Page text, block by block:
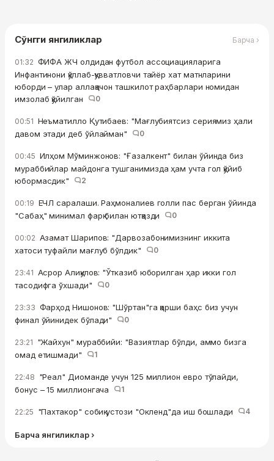
Сўнгги янгиликлар Барча ›
01:32 ФИФА ЖЧ олдидан футбол ассоциацияларига
Инфантинони қўллаб-қувватловчи тайёр хат матнларини
юборди – улар аллақачон ташкилот раҳбарлари номидан
имзолаб қўйилган
0
00:51 Неъматилло Қутибаев: "Мағлубиятсиз сериямиз ҳали
давом этади деб ўйлайман"
0
00:45 Илҳом Мўминжонов: "Ғазалкент" билан ўйинда биз
мураббийлар майдонга тушганимизда ҳам учта гол қўйиб
юбормасдик"
2
00:19 ЕЧЛ саралаши. Раҳмоналиев голли пас берган ўйинда
"Сабаҳ" минимал фарқ билан ютқазди
0
00:02 Азамат Шарипов: "Дарвозабонимизнинг иккита
хатоси туфайли мағлуб бўлдик"
0
23:41 Асрор Алиқулов: "Ўтказиб юборилган ҳар икки гол
тасодифга ўхшади"
0
23:33 Фарҳод Нишонов: "Шўртан"га қарши баҳс биз учун
финал ўйинидек бўлади"
0
23:21 "Жайхун" мураббийи: "Вазиятлар бўлди, аммо бизга
омад етишмади"
1
22:48 "Реал" Диоманде учун 125 миллион евро тўлайди,
бонус – 15 миллионгача
1
22:25 "Пахтакор" собиқ устози "Окленд"да иш бошлади 4
Барча янгиликлар ›